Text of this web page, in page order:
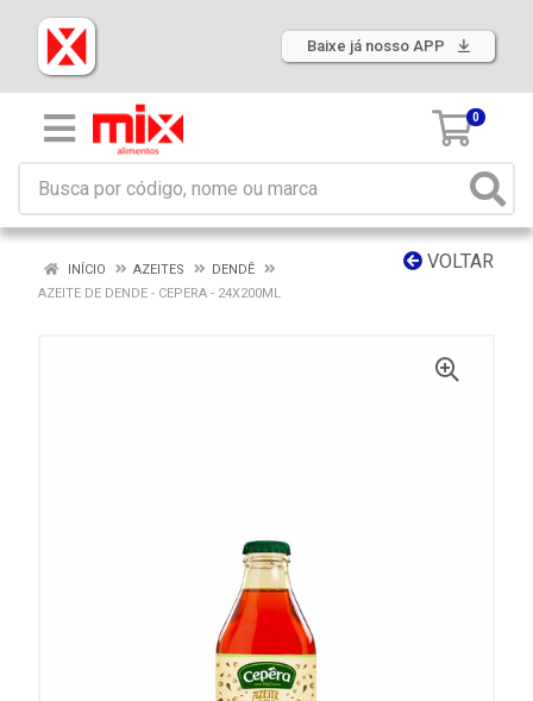
Baixe já nosso APP
0
VOLTAR
INÍCIO AZEITES
DENDÊ
AZEITE DE DENDE - CEPERA - 24X200ML